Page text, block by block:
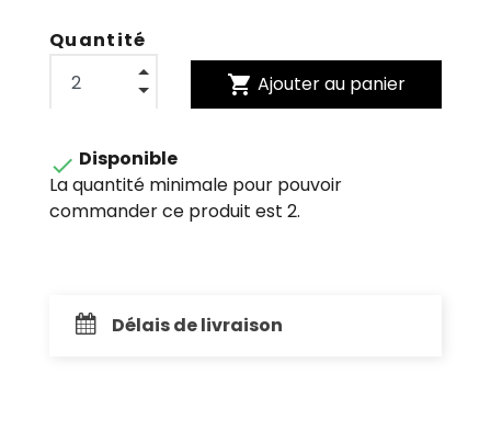
Quantité
shopping_cart Ajouter au panier
 Disponible
La quantité minimale pour pouvoir
commander ce produit est 2.
Délais de livraison